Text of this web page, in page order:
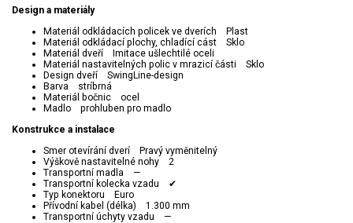
Design a materiály
Materiál odkládacích policek ve dverích Plast
Materiál odkládací plochy, chladící cást Sklo
Materiál dveří Imitace ušlechtilé oceli
Materiál nastavitelných polic v mrazicí části Sklo
Design dveří SwingLine-design
Barva stríbrná
Materiál bočnic ocel
Madlo prohluben pro madlo
Konstrukce a instalace
Smer otevírání dverí Pravý vyměnitelný
Výškově nastavitelné nohy 2
Transportní madla —
Transportní kolecka vzadu ✔
Typ konektoru Euro
Přívodní kabel (délka) 1.300 mm
Transportní úchyty vzadu —